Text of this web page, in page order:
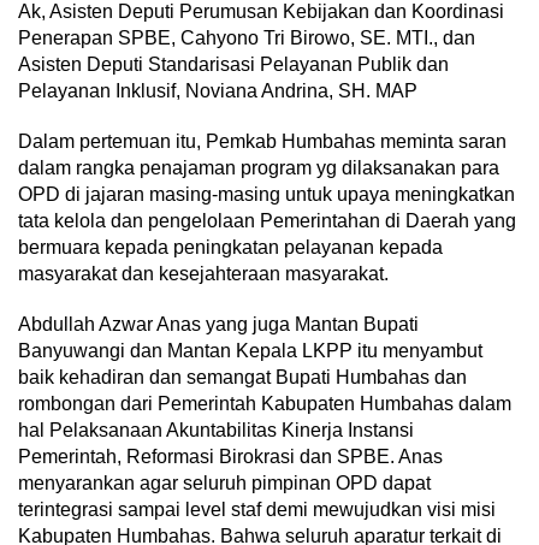
Ak, Asisten Deputi Perumusan Kebijakan dan Koordinasi
Penerapan SPBE, Cahyono Tri Birowo, SE. MTI., dan
Asisten Deputi Standarisasi Pelayanan Publik dan
Pelayanan Inklusif, Noviana Andrina, SH. MAP
Dalam pertemuan itu, Pemkab Humbahas meminta saran
dalam rangka penajaman program yg dilaksanakan para
OPD di jajaran masing-masing untuk upaya meningkatkan
tata kelola dan pengelolaan Pemerintahan di Daerah yang
bermuara kepada peningkatan pelayanan kepada
masyarakat dan kesejahteraan masyarakat.
Abdullah Azwar Anas yang juga Mantan Bupati
Banyuwangi dan Mantan Kepala LKPP itu menyambut
baik kehadiran dan semangat Bupati Humbahas dan
rombongan dari Pemerintah Kabupaten Humbahas dalam
hal Pelaksanaan Akuntabilitas Kinerja Instansi
Pemerintah, Reformasi Birokrasi dan SPBE. Anas
menyarankan agar seluruh pimpinan OPD dapat
terintegrasi sampai level staf demi mewujudkan visi misi
Kabupaten Humbahas. Bahwa seluruh aparatur terkait di